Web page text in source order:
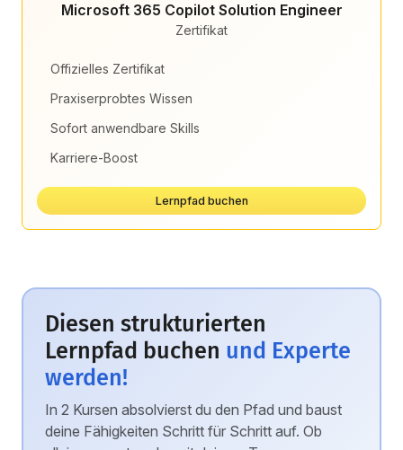
Microsoft 365 Copilot Solution Engineer
Zertifikat
Offizielles Zertifikat
Praxiserprobtes Wissen
Sofort anwendbare Skills
Karriere-Boost
Lernpfad buchen
Diesen strukturierten
Lernpfad buchen und Experte
werden!
In 2 Kursen absolvierst du den Pfad und baust
deine Fähigkeiten Schritt für Schritt auf. Ob